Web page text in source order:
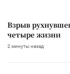
Взрыв
четыре жизни
2 минуты назад